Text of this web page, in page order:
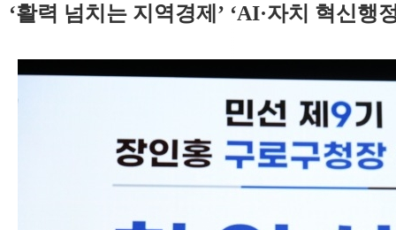
‘활력 넘치는 지역경제’ ‘AI·자치 혁신행